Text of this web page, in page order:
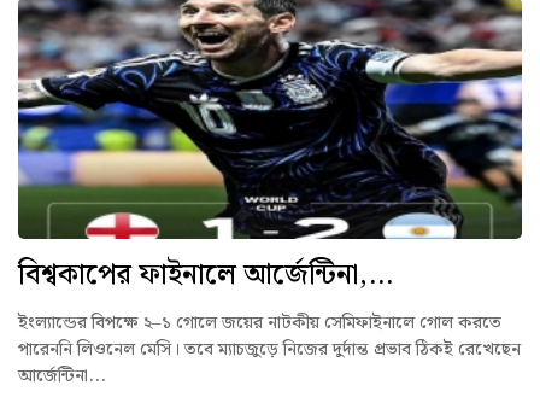
বিশ্বকাপের ফাইনালে আর্জেন্টিনা,...
ইংল্যান্ডের বিপক্ষে ২–১ গোলে জয়ের নাটকীয় সেমিফাইনালে গোল করতে
পারেননি লিওনেল মেসি। তবে ম্যাচজুড়ে নিজের দুর্দান্ত প্রভাব ঠিকই রেখেছেন
আর্জেন্টিনা...